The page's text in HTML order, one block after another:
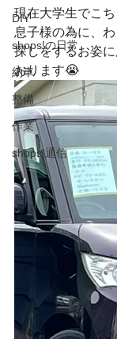
DIY
shops!の日常
納車
整備
作業
shops!通信
現在大学生でこ
息子様の為に、
探しをするお姿
おります😭